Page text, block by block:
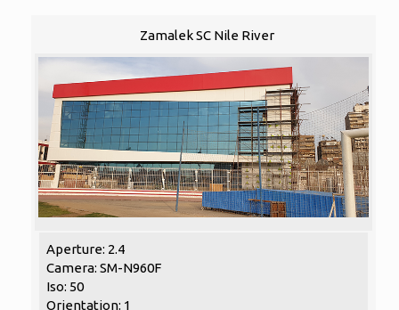
Zamalek SC Nile River
Aperture: 2.4
Camera: SM-N960F
Iso: 50
Orientation: 1